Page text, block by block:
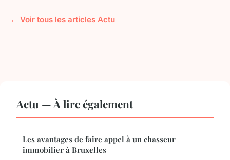
← Voir tous les articles Actu
Actu — À lire également
Les avantages de faire appel à un chasseur
immobilier à Bruxelles